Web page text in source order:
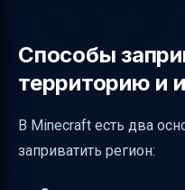
Способы
территорию и
В Minecraft есть два
заприватить регион: